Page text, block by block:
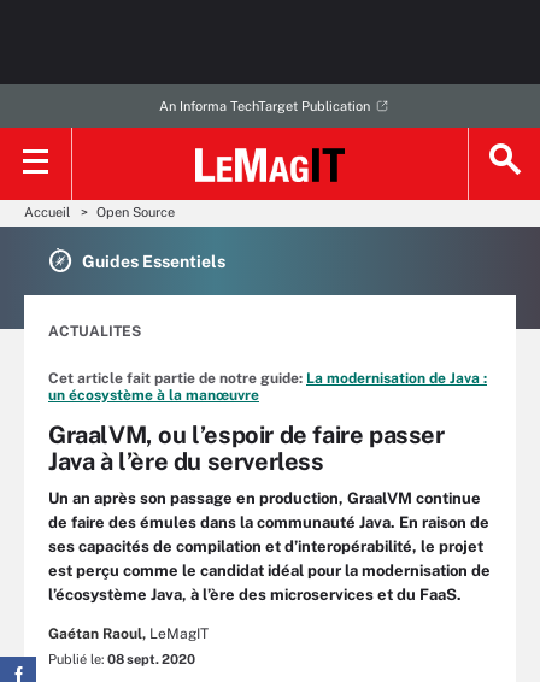
An Informa TechTarget Publication
Accueil Open Source
Guides Essentiels
ACTUALITES
Cet article fait partie de notre guide: La modernisation de Java :
un écosystème à la manœuvre
GraalVM, ou l’espoir de faire passer
Java à l’ère du serverless
Un an après son passage en production, GraalVM continue
de faire des émules dans la communauté Java. En raison de
ses capacités de compilation et d’interopérabilité, le projet
est perçu comme le candidat idéal pour la modernisation de
l’écosystème Java, à l’ère des microservices et du FaaS.
Gaétan Raoul, LeMagIT
Publié le: 08 sept. 2020